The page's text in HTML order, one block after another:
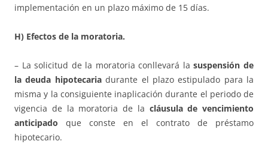
implementación en un plazo máximo de 15 días.
H) Efectos de la moratoria.
– La solicitud de la moratoria conllevará lasuspensión de
la deuda hipotecariadurante el plazo estipulado para la
misma y la consiguiente inaplicación durante el periodo de
vigencia de la moratoria de la cláusula de vencimiento
anticipado que conste en el contrato de préstamo
hipotecario.